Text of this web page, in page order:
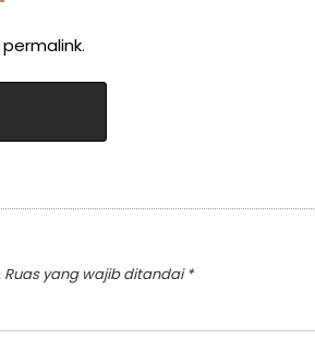
permalink.
Ruas yang wajib ditandai*